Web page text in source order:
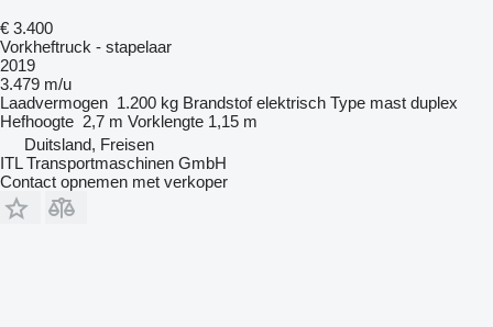
€ 3.400
Vorkheftruck - stapelaar
2019
3.479 m/u
Laadvermogen 1.200 kg Brandstof elektrisch Type mast duplex
Hefhoogte 2,7 m Vorklengte 1,15 m
Duitsland, Freisen
ITL Transportmaschinen GmbH
Contact opnemen met verkoper